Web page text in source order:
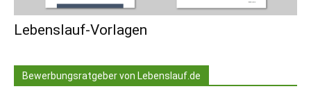
Lebenslauf-Vorlagen
Bewerbungsratgeber von Lebenslauf.de